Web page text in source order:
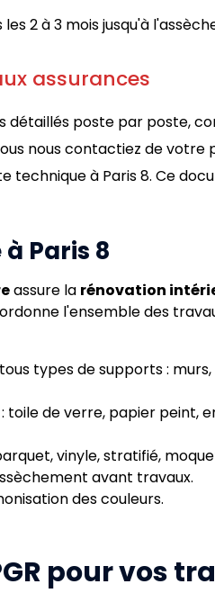
2 à 3 mois jusqu'à
assurances
détaillés poste par poste,
nous contactiez de
technique à Paris 8. Ce
Paris 8
assure la rénovation
l'ensemble des
types de supports :
: toile de verre, papier peint,
vinyle, stratifié,
avant travaux.
des couleurs.
pour vos